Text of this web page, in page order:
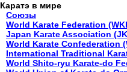
Каратэ в мире
Союзы
World Karate Federation
Japan Karate Association
World Karate Confederation
International Traditional
World Shito-ryu Karate-do